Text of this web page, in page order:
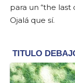
para un “the last
Ojalá que sí.